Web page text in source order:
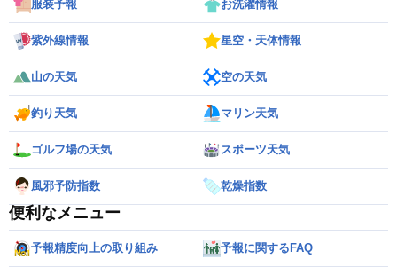
服装予報 お洗濯情報
紫外線情報 星空・天体情報
山の天気 空の天気
釣り天気 マリン天気
ゴルフ場の天気 スポーツ天気
風邪予防指数 乾燥指数
便利なメニュー
予報精度向上の取り組み 予報に関するFAQ